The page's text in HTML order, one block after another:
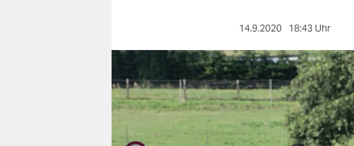
berlin
nord
wahrheit
14.9.2020 18:43 Uhr